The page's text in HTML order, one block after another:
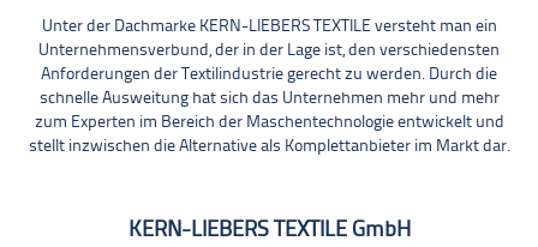
Unter der Dachmarke KERN-LIEBERS TEXTILE versteht man ein
Unternehmensverbund, der in der Lage ist, den verschiedensten
Anforderungen der Textilindustrie gerecht zu werden. Durch die
schnelle Ausweitung hat sich das Unternehmen mehr und mehr
zum Experten im Bereich der Maschentechnologie entwickelt und
stellt inzwischen die Alternative als Komplettanbieter im Markt dar.
KERN-LIEBERS TEXTILE GmbH